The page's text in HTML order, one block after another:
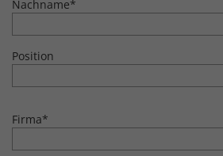
Nachname*
Position
Firma*